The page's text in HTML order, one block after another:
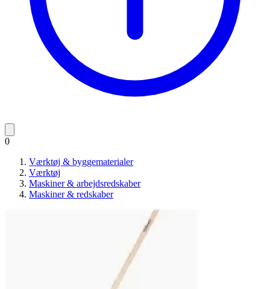
0
Værktøj & byggematerialer
Værktøj
Maskiner & arbejdsredskaber
Maskiner & redskaber